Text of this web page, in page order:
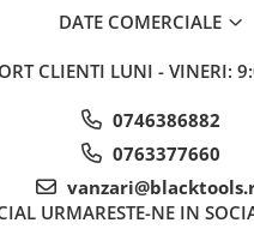
DATE COMERCIALE
CLIENTI LUNI - VINERI:
0746386882
0763377660
URMARESTE-NE IN